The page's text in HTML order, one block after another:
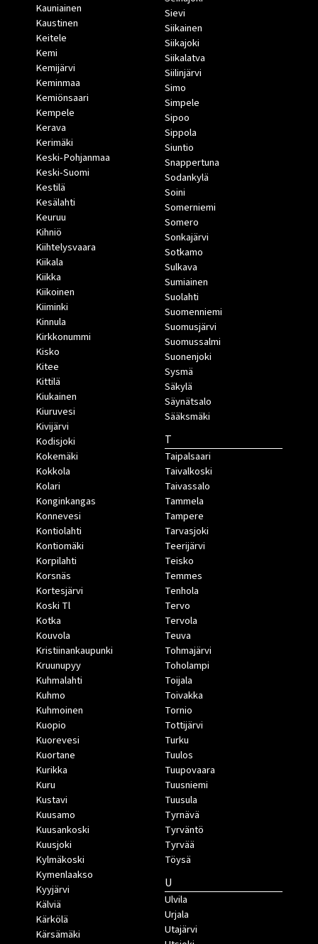
Kauniainen
Kaustinen
Keitele
Kemi
Kemijärvi
Keminmaa
Kemiönsaari
Kempele
Kerava
Kerimäki
Keski-Pohjanmaa
Keski-Suomi
Kestilä
Kesälahti
Keuruu
Kihniö
Kiihtelysvaara
Kiikala
Kiikka
Kiikoinen
Kiiminki
Kinnula
Kirkkonummi
Kisko
Kitee
Kittilä
Kiukainen
Kiuruvesi
Kivijärvi
Kodisjoki
Kokemäki
Kokkola
Kolari
Konginkangas
Konnevesi
Kontiolahti
Kontiomäki
Korpilahti
Korsnäs
Kortesjärvi
Koski Tl
Kotka
Kouvola
Kristiinankaupunki
Kruunupyy
Kuhmalahti
Kuhmo
Kuhmoinen
Kuopio
Kuorevesi
Kuortane
Kurikka
Kuru
Kustavi
Kuusamo
Kuusankoski
Kuusjoki
Kylmäkoski
Kymenlaakso
Kyyjärvi
Kälviä
Kärkölä
Kärsämäki
Sievi
Siikainen
Siikajoki
Siikalatva
Siilinjärvi
Simo
Simpele
Sipoo
Sippola
Siuntio
Snappertuna
Sodankylä
Soini
Somerniemi
Somero
Sonkajärvi
Sotkamo
Sulkava
Sumiainen
Suolahti
Suomenniemi
Suomusjärvi
Suomussalmi
Suonenjoki
Sysmä
Säkylä
Säynätsalo
Sääksmäki
T
Taipalsaari
Taivalkoski
Taivassalo
Tammela
Tampere
Tarvasjoki
Teerijärvi
Teisko
Temmes
Tenhola
Tervo
Tervola
Teuva
Tohmajärvi
Toholampi
Toijala
Toivakka
Tornio
Tottijärvi
Turku
Tuulos
Tuupovaara
Tuusniemi
Tuusula
Tyrnävä
Tyrväntö
Tyrvää
Töysä
U
Ulvila
Urjala
Utajärvi